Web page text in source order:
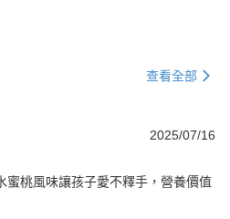
查看全部
2025/07/16
蜜桃風味讓孩子愛不釋手，營養價值